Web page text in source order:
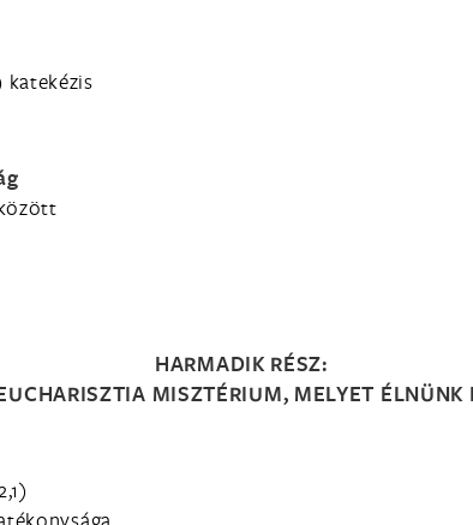
HARMADIK RÉSZ:
MISZTÉRIUM, MELYET ÉLNÜNK